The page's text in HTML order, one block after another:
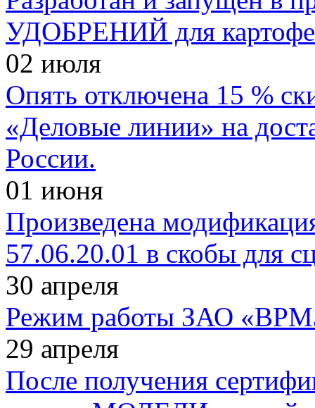
УДОБРЕНИЙ для
02 июля
Опять отключена 15 %
«Деловые линии» на
России.
01 июня
Произведена
57.06.20.01 в скобы для
30 апреля
Режим работы ЗАО
29 апреля
После получения